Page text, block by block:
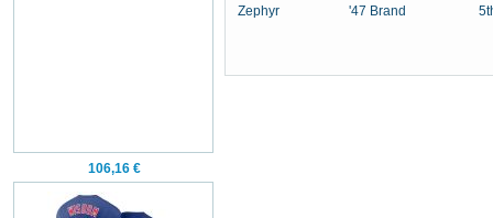
106,16 €
Zephyr
'47 Brand